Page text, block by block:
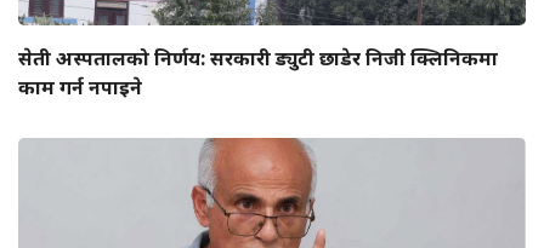
सेती अस्पतालको निर्णय: सरकारी ड्युटी छाडेर निजी क्लिनिकमा
काम गर्न नपाइने